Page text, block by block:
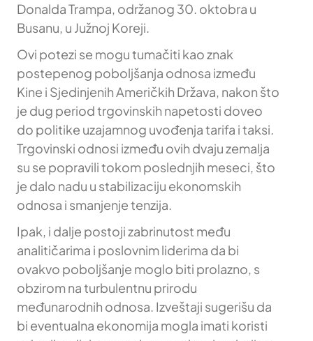
Donalda Trampa, održanog 30. oktobra u
Busanu, u Južnoj Koreji.
Ovi potezi se mogu tumačiti kao znak
postepenog poboljšanja odnosa između
Kine i Sjedinjenih Američkih Država, nakon što
je dug period trgovinskih napetosti doveo
do politike uzajamnog uvođenja tarifa i taksi.
Trgovinski odnosi između ovih dvaju zemalja
su se popravili tokom poslednjih meseci, što
je dalo nadu u stabilizaciju ekonomskih
odnosa i smanjenje tenzija.
Ipak, i dalje postoji zabrinutost među
analitičarima i poslovnim liderima da bi
ovakvo poboljšanje moglo biti prolazno, s
obzirom na turbulentnu prirodu
međunarodnih odnosa. Izveštaji sugerišu da
bi eventualna ekonomija mogla imati koristi